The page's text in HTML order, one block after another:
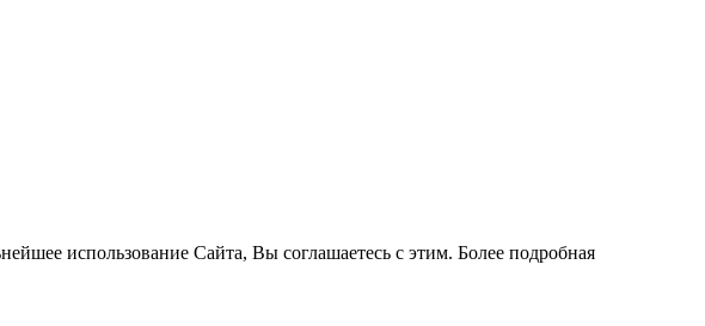
использование Сайта, Вы соглашаетесь с этим. Более подробная